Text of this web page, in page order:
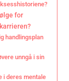
for
handlingsplan
unngå i sin
i deres mentale